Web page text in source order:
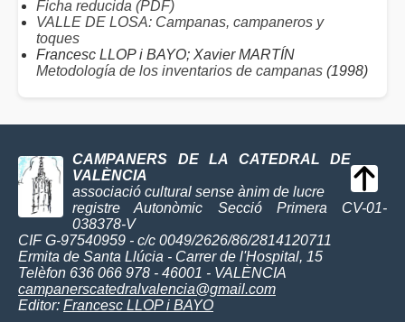
Ficha reducida (PDF)
VALLE DE LOSA: Campanas, campaneros y
toques
Francesc LLOP i BAYO; Xavier MARTÍN
Metodología de los inventarios de campanas (1998)
CAMPANERS DE LA CATEDRAL DE
VALÈNCIA
associació cultural sense ànim de lucre
registre Autonòmic Secció Primera CV-01-
038378-V
CIF G-97540959 - c/c 0049/2626/86/2814120711
Ermita de Santa Llúcia - Carrer de l'Hospital, 15
Telèfon 636 066 978 - 46001 - VALÈNCIA
campanerscatedralvalencia@gmail.com
Editor: Francesc LLOP i BAYO